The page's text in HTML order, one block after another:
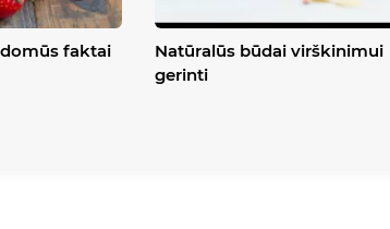
faktai
Natūralūs būdai virškinimui
gerinti